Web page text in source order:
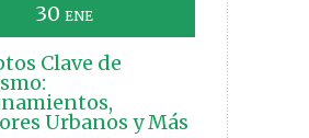
30 ENE
Clave de
Urbanos y Más